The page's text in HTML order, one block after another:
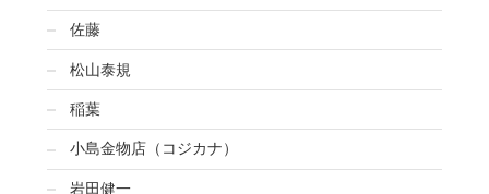
佐藤
松山泰規
稲葉
小島金物店（コジカナ）
岩田健一